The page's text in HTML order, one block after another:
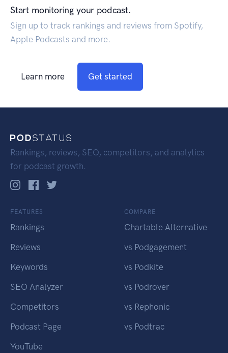
Start monitoring your podcast.
Sign up to track rankings and reviews from Spotify,
Apple Podcasts and more.
Learn more Get started
Rankings, reviews, SEO, competitors, and analytics
for podcast growth.
FEATURES
Rankings
Reviews
Keywords
SEO Analyzer
Competitors
Podcast Page
YouTube
COMPARE
Chartable Alternative
vs Podgagement
vs Podkite
vs Podrover
vs Rephonic
vs Podtrac